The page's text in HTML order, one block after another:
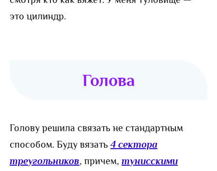
это цилиндр.
Голова
Голову решила связать не стандартным
способом. Буду вязать 4 сектора
треугольников, причем, тунисскими